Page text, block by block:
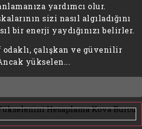
yardımcı olur.
sizi nasıl algıladığını
bir enerji yaydığınızı belirler.
odaklı, çalışkan ve güvenilir
yükselen...